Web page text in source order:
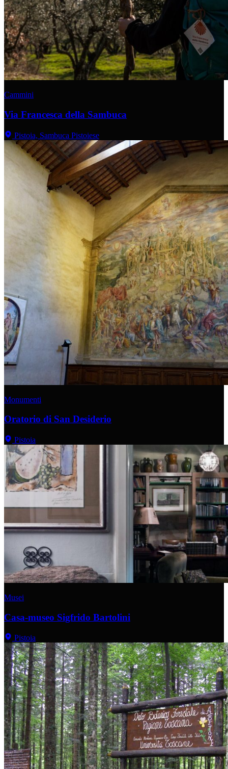
Cammini
Via Francesca della Sambuca
Pistoia, Sambuca Pistoiese
Monumenti
Oratorio di San Desiderio
Pistoia
Musei
Casa-museo Sigfrido Bartolini
Pistoia